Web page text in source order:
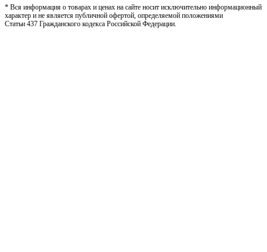
* Вся информация о товарах и ценах на сайте носит исключительно информационный
характер и не является публичной офертой, определяемой положениями
Статьи 437 Гражданского кодекса Российской Федерации.